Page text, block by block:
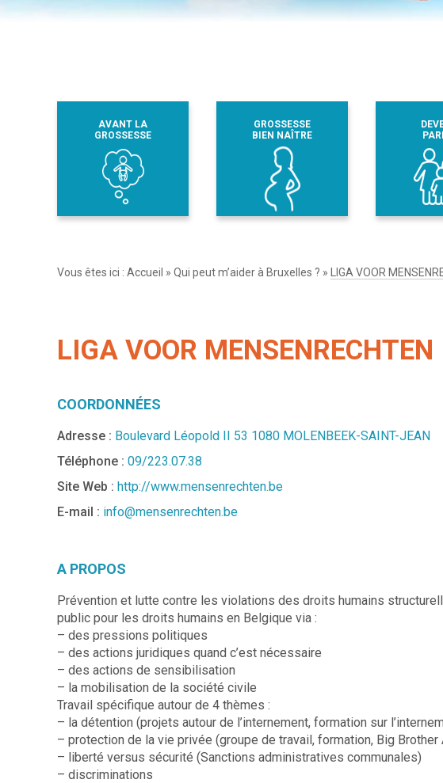
AVANT LA
GROSSESSE
GROSSESSE
BIEN NAÎTRE
Vous êtes ici : Accueil » Qui peut m’aider à Bruxelles ? » LIGA VOOR
LIGA VOOR MENSENRECHTEN
COORDONNÉES
Adresse : Boulevard Léopold II 53 1080 MOLENBEEK-SAINT-JEAN
Téléphone : 09/223.07.38
Site Web : http://www.mensenrechten.be
E-mail : info@mensenrechten.be
A PROPOS
Prévention et lutte contre les violations des droits humains
public pour les droits humains en Belgique via :
– des pressions politiques
– des actions juridiques quand c’est nécessaire
– des actions de sensibilisation
– la mobilisation de la société civile
Travail spécifique autour de 4 thèmes :
– la détention (projets autour de l’internement, formation sur
– protection de la vie privée (groupe de travail, formation, Big Brother
– liberté versus sécurité (Sanctions administratives communales)
– discriminations